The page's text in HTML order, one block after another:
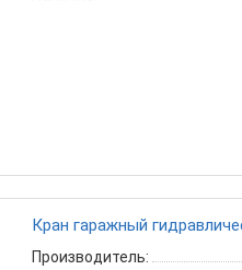
Кран гаражный
Производитель: